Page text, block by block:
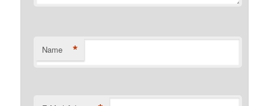
Name *